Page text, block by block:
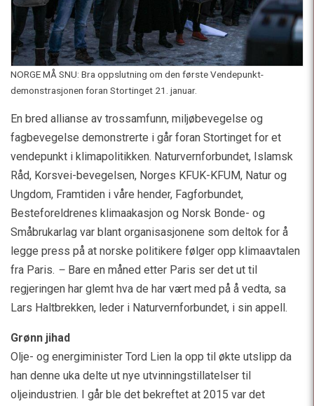
NORGE MÅ SNU: Bra oppslutning om den første Vendepunkt-
demonstrasjonen foran Stortinget 21. januar.
En bred allianse av trossamfunn, miljøbevegelse og
fagbevegelse demonstrerte i går foran Stortinget for et
vendepunkt i klimapolitikken. Naturvernforbundet, Islamsk
Råd, Korsvei-bevegelsen, Norges KFUK-KFUM, Natur og
Ungdom, Framtiden i våre hender, Fagforbundet,
Besteforeldrenes klimaakasjon og Norsk Bonde- og
Småbrukarlag var blant organisasjonene som deltok for å
legge press på at norske politikere følger opp klimaavtalen
fra Paris. – Bare en måned etter Paris ser det ut til
regjeringen har glemt hva de har vært med på å vedta, sa
Lars Haltbrekken, leder i Naturvernforbundet, i sin appell.
Grønn jihad
Olje- og energiminister Tord Lien la opp til økte utslipp da
han denne uka delte ut nye utvinningstillatelser til
oljeindustrien. I går ble det bekreftet at 2015 var det